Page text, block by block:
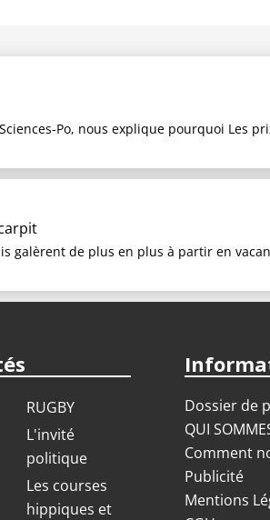
Po, nous explique pourquoi Les
galèrent de plus en plus à partir en
RUGBY
L'invité
politique
Les courses
hippiques et
Dossier de
QUI
Comment
Publicité
Mentions